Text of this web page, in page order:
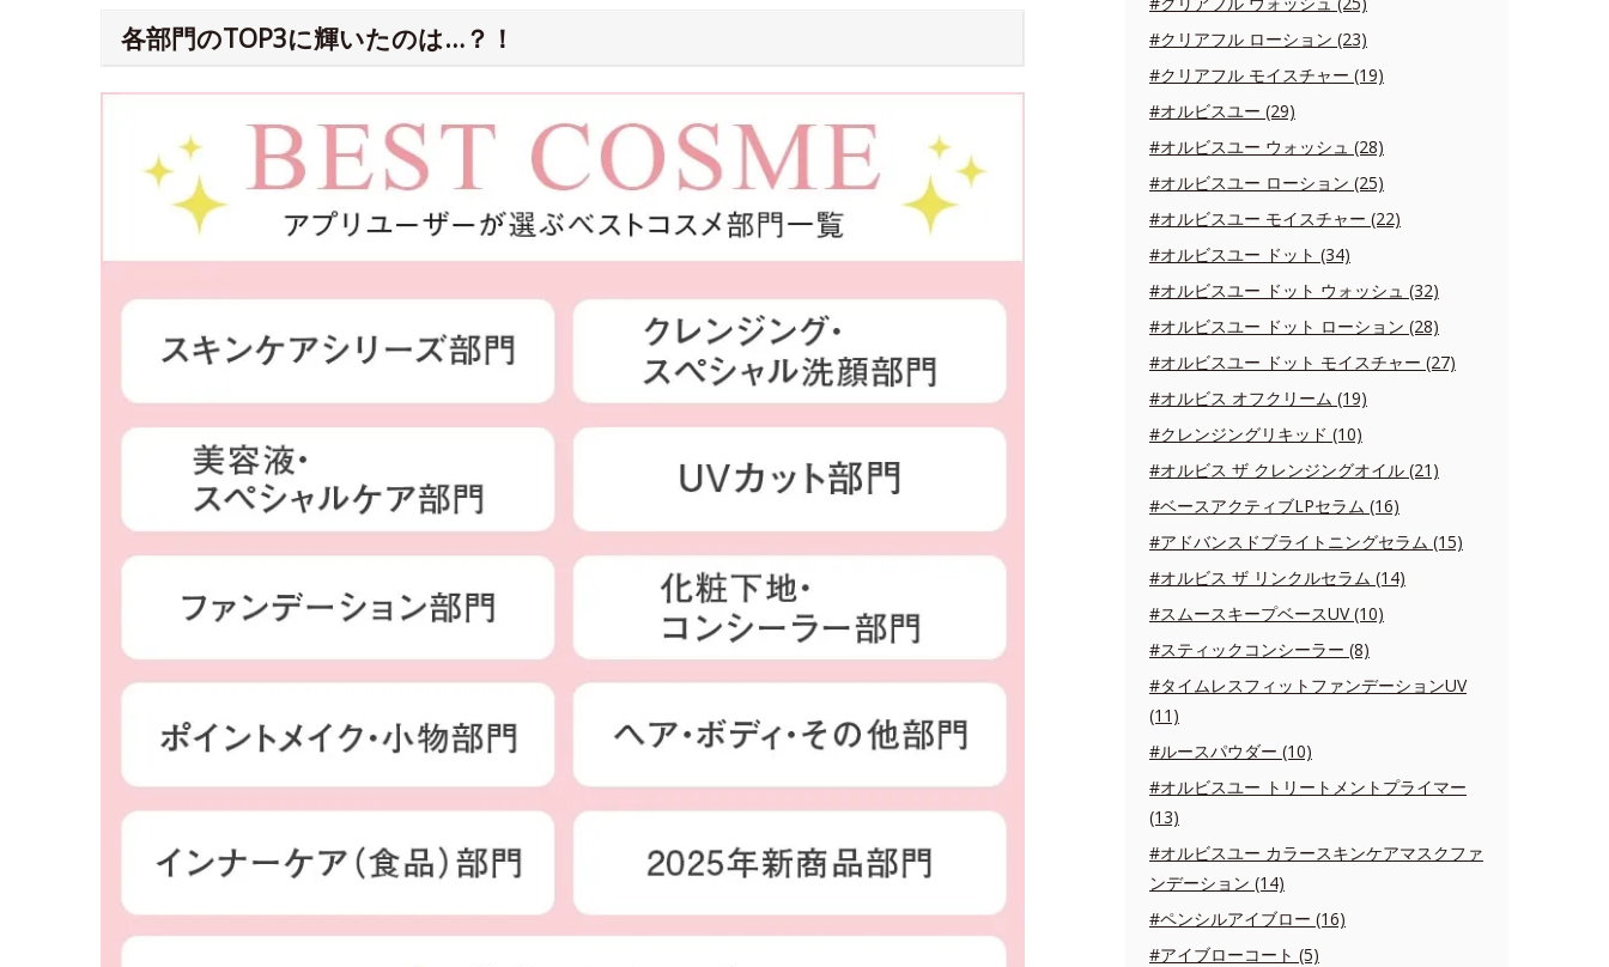
各部門のTOP3に輝いたのは…？！
#クリアフル ローション (23)
#クリアフル モイスチャー (19)
#オルビスユー (29)
#オルビスユー ウォッシュ (28)
#オルビスユー ローション (25)
#オルビスユー モイスチャー (22)
#オルビスユー ドット (34)
#オルビスユー ドット ウォッシュ (32)
#オルビスユー ドット ローション (28)
#オルビスユー ドット モイスチャー (27)
#オルビス オフクリーム (19)
#クレンジングリキッド (10)
#オルビス ザ クレンジングオイル (21)
#ベースアクティブLPセラム (16)
#アドバンスドブライトニングセラム (15)
#オルビス ザ リンクルセラム (14)
#スムースキープベースUV (10)
#スティックコンシーラー (8)
#タイムレスフィットファンデーションUV
(11)
#ルースパウダー (10)
#オルビスユー トリートメントプライマー
(13)
#オルビスユー カラースキンケアマスクファ
ンデーション (14)
#ペンシルアイブロー (16)
#アイブローコート (5)